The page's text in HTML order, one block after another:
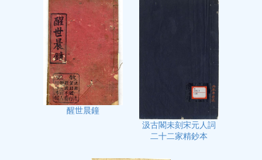
醒世晨鐘
汲古閣未刻宋元人詞
二十二家精鈔本